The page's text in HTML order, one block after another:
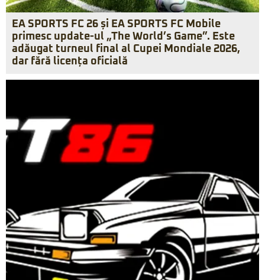
EA SPORTS FC 26 și EA SPORTS FC Mobile
primesc update-ul „The World’s Game”. Este
adăugat turneul final al Cupei Mondiale 2026,
dar fără licența oficială